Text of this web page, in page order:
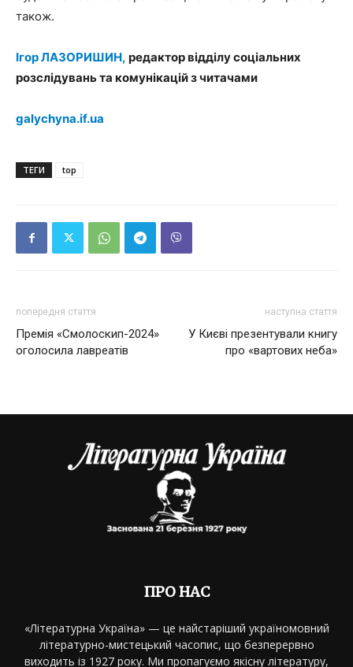
також.
Ігор ЛАЗОРИШИН, редактор відділу соціальних
розслідувань та комунікацій з читачами
galychyna.if.ua
ТЕГИ top
попередня стаття
Премія «Смолоскип-2024»
оголосила лавреатів
наступна стаття
У Києві презентували книгу
про «вартових неба»
ПРО НАС
«Літературна Україна» — це найстаріший україномовний
літературно-мистецький часопис, що безперервно
виходить із 1927 року. Ми пропагуємо якісну літературу,